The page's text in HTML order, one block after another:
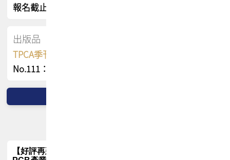
報名截止日 : 8/3 活動日期 : 8/15
出版品
TPCA季刊 FREE 線上版
No.111：PCB全球風險布局與韌性
【好評再延長】PCB GPT 全面開放體驗延長到8月!!